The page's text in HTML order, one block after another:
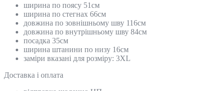
ширина по поясу 51см
ширина по стегнах 66см
довжина по зовнішньому шву 116см
довжина по внутрішньому шву 84см
посадка 35см
ширина штанини по низу 16см
заміри вказані для розміру: 3XL
Доставка і оплата